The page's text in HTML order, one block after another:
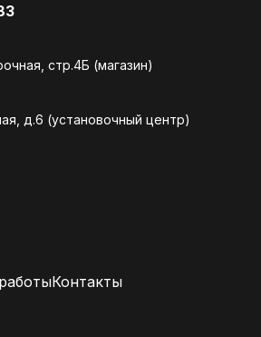
стр.4Б (магазин)
д.6 (установочный центр)
Контакты